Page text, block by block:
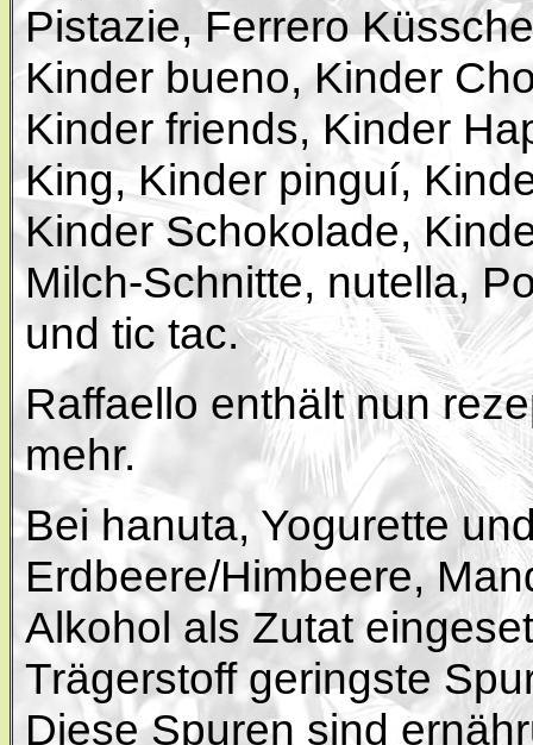
Pistazie, Ferrero
Kinder bueno, Kinder
Kinder friends, Kinder
King, Kinder pinguí,
Kinder Schokolade,
Milch-Schnitte, nutella,
und tic tac.
Raffaello enthält nun
mehr.
Bei hanuta, Yogurette
Erdbeere/Himbeere,
Alkohol als Zutat
Trägerstoff geringste
Diese Spuren sind